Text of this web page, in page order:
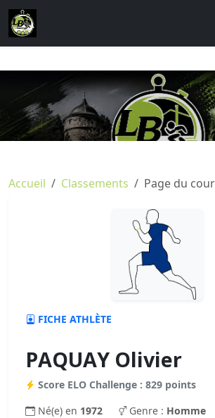
Accueil Classements Page du
FICHE ATHLÈTE
PAQUAY Olivier
Score ELO Challenge : 829 points
Né(e) en 1972 Genre : Homme